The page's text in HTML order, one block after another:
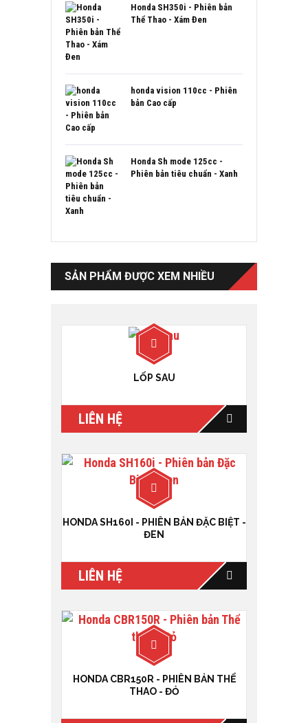
Honda SH350i - Phiên bản
Thể Thao - Xám Đen
honda vision 110cc - Phiên
bản Cao cấp
Honda Sh mode 125cc -
Phiên bản tiêu chuẩn - Xanh
SẢN PHẨM ĐƯỢC XEM NHIỀU
LỐP SAU
LIÊN HỆ
HONDA SH160I - PHIÊN BẢN ĐẶC BIỆT -
ĐEN
LIÊN HỆ
HONDA CBR150R - PHIÊN BẢN THỂ
THAO - ĐỎ